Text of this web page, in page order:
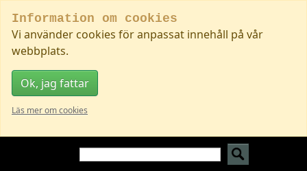
Information om cookies
Vi använder cookies för anpassat innehåll på vår
webbplats.
Ok, jag fattar
Läs mer om cookies